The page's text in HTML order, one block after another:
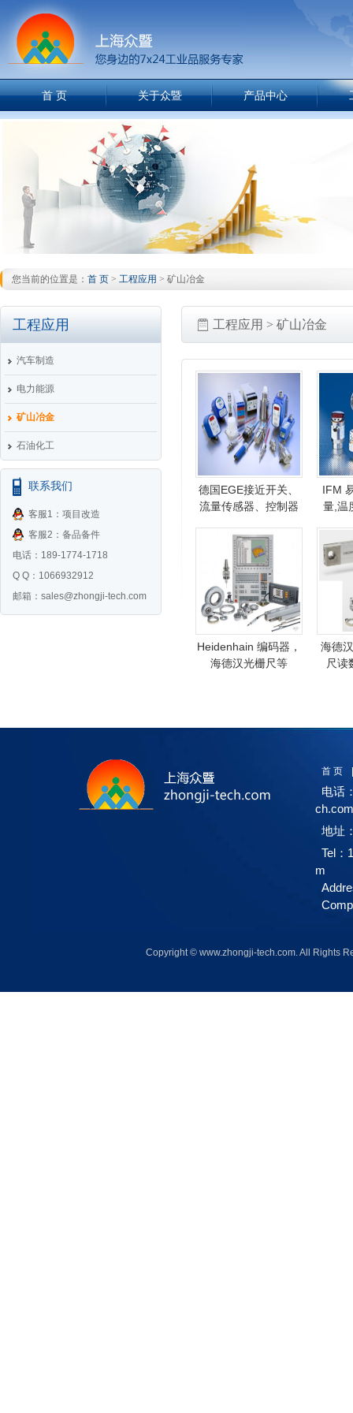
首 页 关于众暨 产品中心
您当前的位置是： 首 页 > 工程应用 > 矿山冶金
工程应用
汽车制造
电力能源
矿山冶金
石油化工
联系我们
客服1：项目改造
客服2：备品备件
电话：189-1774-1718
Q Q：1066932912
邮箱： sales@zhongji-tech.com
工程应用 > 矿山冶金
德国EGE接近开关、
流量传感器、控制器
IFM
量,温
Heidenhain 编码器，
海德汉光栅尺等
海德
尺读
首 页
电话
ch.com
地址
Tel：
m
Copyright © www.zhongji-tech.com. All